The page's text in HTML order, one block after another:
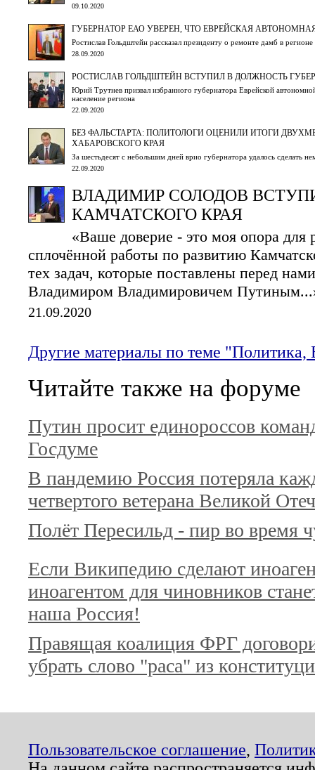
09.10.2020
ГУБЕРНАТОР ЕАО УВЕРЕН, ЧТО ЕВРЕЙСКАЯ
Ростислав Гольдштейн рассказал президенту о ремонте дамб в регионе
28.09.2020
РОСТИСЛАВ ГОЛЬДШТЕЙН ВСТУПИЛ В ДОЛЖНОСТЬ
Юрий Трутнев призвал избранного губернатора Еврейской
население региона
22.09.2020
БЕЗ ФАЛЬСТАРТА: ПОЛИТОЛОГИ ОЦЕНИЛИ ИТОГИ
ХАБАРОВСКОГО КРАЯ
За шестьдесят с небольшим дней врио губернатора удалось сделать
22.09.2020
ВЛАДИМИР СОЛОДОВ
КАМЧАТСКОГО КРАЯ
«Ваше доверие - это моя опора
сплочённой работы по развитию
тех задач, которые поставлены перед
Владимиром Владимировичем
21.09.2020
Другие материалы по теме "Политика,
Читайте также на форуме
Путин просит единороссов
Госдуме
В пандемию Россия потеряла
четвертого ветерана Великой
Полёт Пересильд - пир во время
Если Википедию сделают
иноагентом для чиновников
наша Россия!
Правящая коалиция ФРГ
убрать слово "раса" из
Пользовательское соглашение,